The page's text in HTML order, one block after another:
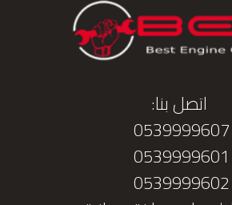
اتصل بنا:
0539999607
0539999601
0539999602